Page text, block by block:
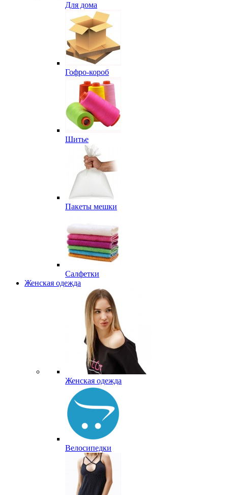
Для дома
Гофро-короб
Шитье
Пакеты мешки
Салфетки
Женская одежда
Женская одежда
Велосипедки